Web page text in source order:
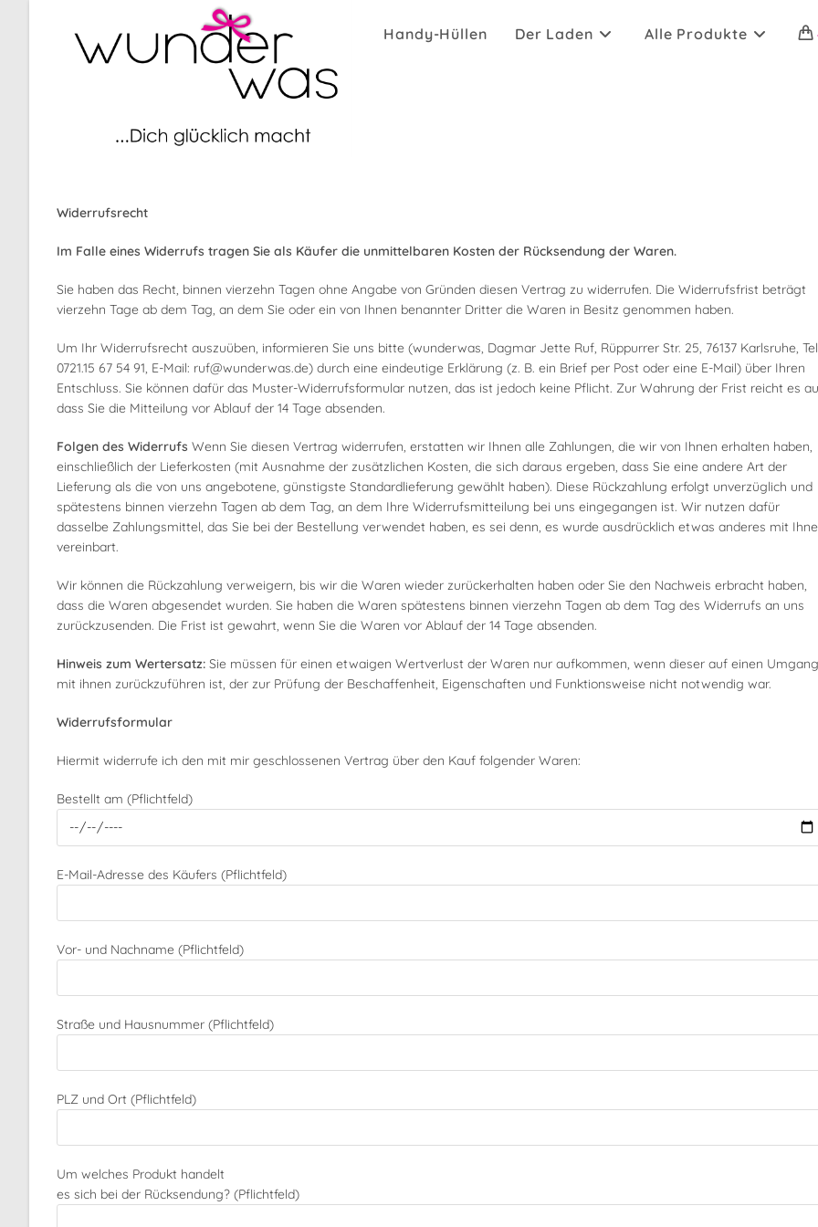
Handy-Hüllen Der Laden Alle Produkte
Widerrufsrecht
Im Falle eines Widerrufs tragen Sie als Käufer die unmittelbaren Kosten der Rücksendung der Waren.
Sie haben das Recht, binnen vierzehn Tagen ohne Angabe von Gründen diesen Vertrag zu widerrufen. Die Widerrufsfrist beträgt
vierzehn Tage ab dem Tag, an dem Sie oder ein von Ihnen benannter Dritter die Waren in Besitz genommen haben.
Um Ihr Widerrufsrecht auszuüben, informieren Sie uns bitte (wunderwas, Dagmar Jette Ruf, Rüppurrer Str. 25, 76137 Karlsruhe,
0721.15 67 54 91, E-Mail: ruf@wunderwas.de) durch eine eindeutige Erklärung (z. B. ein Brief per Post oder eine E-Mail) über Ihren
Entschluss. Sie können dafür das Muster-Widerrufsformular nutzen, das ist jedoch keine Pflicht. Zur Wahrung der Frist reicht es
dass Sie die Mitteilung vor Ablauf der 14 Tage absenden.
Folgen des Widerrufs Wenn Sie diesen Vertrag widerrufen, erstatten wir Ihnen alle Zahlungen, die wir von Ihnen erhalten haben,
einschließlich der Lieferkosten (mit Ausnahme der zusätzlichen Kosten, die sich daraus ergeben, dass Sie eine andere Art der
Lieferung als die von uns angebotene, günstigste Standardlieferung gewählt haben). Diese Rückzahlung erfolgt unverzüglich und
spätestens binnen vierzehn Tagen ab dem Tag, an dem Ihre Widerrufsmitteilung bei uns eingegangen ist. Wir nutzen dafür
dasselbe Zahlungsmittel, das Sie bei der Bestellung verwendet haben, es sei denn, es wurde ausdrücklich etwas anderes mit
vereinbart.
Wir können die Rückzahlung verweigern, bis wir die Waren wieder zurückerhalten haben oder Sie den Nachweis erbracht haben,
dass die Waren abgesendet wurden. Sie haben die Waren spätestens binnen vierzehn Tagen ab dem Tag des Widerrufs an uns
zurückzusenden. Die Frist ist gewahrt, wenn Sie die Waren vor Ablauf der 14 Tage absenden.
Hinweis zum Wertersatz: Sie müssen für einen etwaigen Wertverlust der Waren nur aufkommen, wenn dieser auf einen Umgang
mit ihnen zurückzuführen ist, der zur Prüfung der Beschaffenheit, Eigenschaften und Funktionsweise nicht notwendig war.
Widerrufsformular
Hiermit widerrufe ich den mit mir geschlossenen Vertrag über den Kauf folgender Waren:
Bestellt am (Pflichtfeld)
E-Mail-Adresse des Käufers (Pflichtfeld)
Vor- und Nachname (Pflichtfeld)
Straße und Hausnummer (Pflichtfeld)
PLZ und Ort (Pflichtfeld)
Um welches Produkt handelt
es sich bei der Rücksendung? (Pflichtfeld)